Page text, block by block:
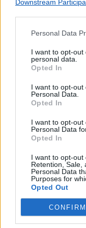
Downstream
Personal Data
I want to opt-
personal data.
Opted In
I want to opt-out
Personal Data.
Opted In
I want to opt-
Personal Data
Opted In
I want to opt-out
Retention, Sale,
Personal Data
Purposes for
Opted Out
CONFIRM
Lojas mais
S. CRISTOVAO